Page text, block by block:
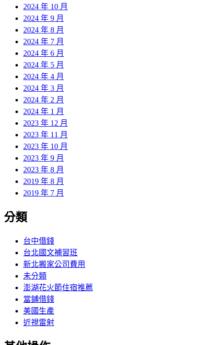
2024 年 10 月
2024 年 9 月
2024 年 8 月
2024 年 7 月
2024 年 6 月
2024 年 5 月
2024 年 4 月
2024 年 3 月
2024 年 2 月
2024 年 1 月
2023 年 12 月
2023 年 11 月
2023 年 10 月
2023 年 9 月
2023 年 8 月
2019 年 8 月
2019 年 7 月
分類
台中借錢
台北國文補習班
新北搬家公司費用
未分類
澎湖花火節住宿推薦
當鋪借錢
美國生產
近視雷射